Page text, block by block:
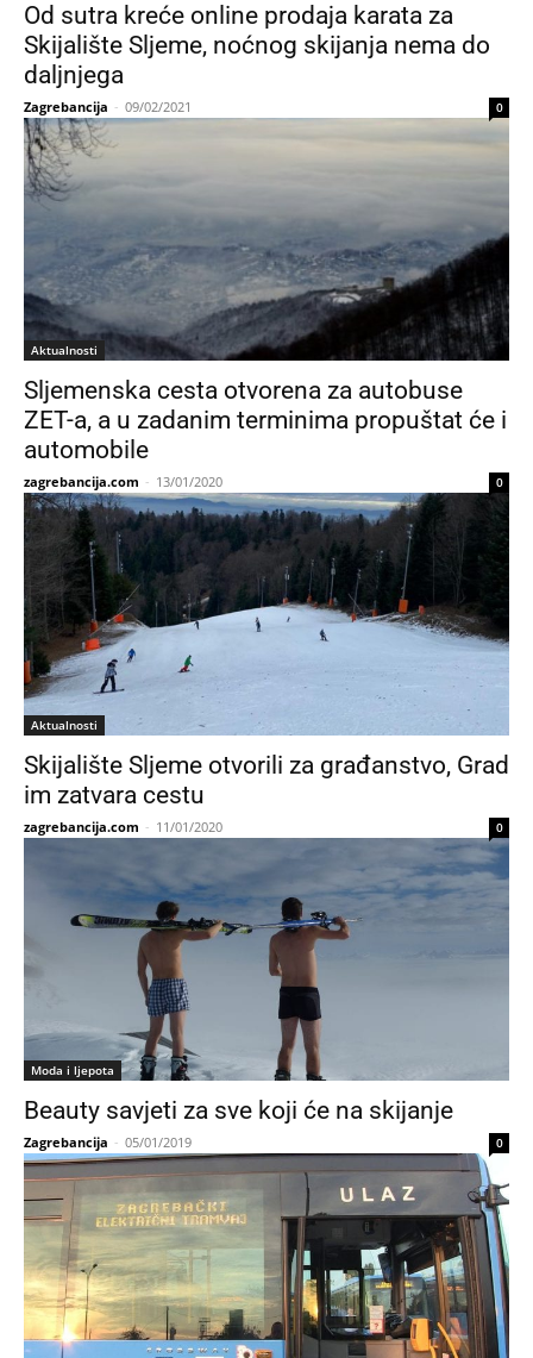
Od sutra kreće online prodaja karata za
Skijalište Sljeme, noćnog skijanja nema do
daljnjega
Zagrebancija - 09/02/2021 0
Aktualnosti
Sljemenska cesta otvorena za autobuse
ZET-a, a u zadanim terminima propuštat će i
automobile
zagrebancija.com - 13/01/2020 0
Aktualnosti
Skijalište Sljeme otvorili za građanstvo, Grad
im zatvara cestu
zagrebancija.com - 11/01/2020 0
Moda i ljepota
Beauty savjeti za sve koji će na skijanje
Zagrebancija - 05/01/2019 0